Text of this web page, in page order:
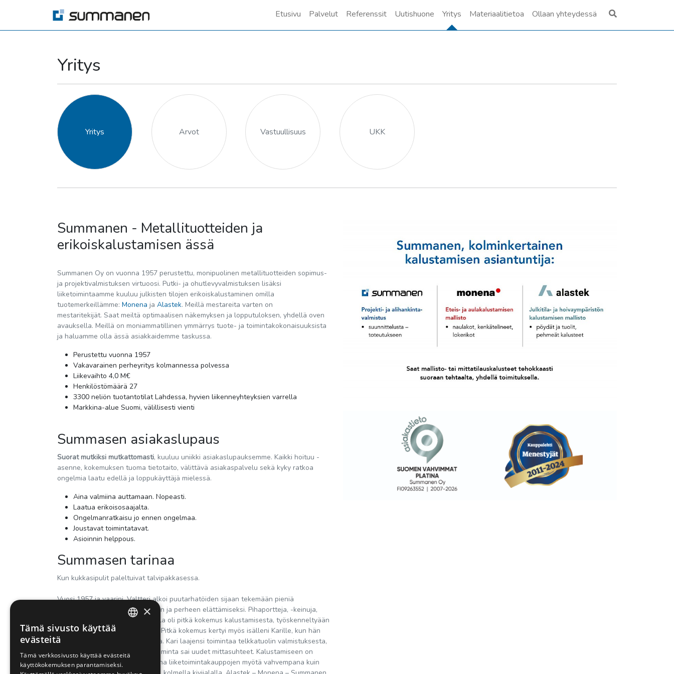
Etusivu Palvelut Referenssit Uutishuone Yritys Materiaalitietoa Ollaan yhteydessä
Yritys
Yritys Arvot Vastuullisuus UKK
Summanen - Metallituotteiden ja
erikoiskalustamisen ässä
Summanen Oy on vuonna 1957 perustettu, monipuolinen metallituotteiden sopimus-
ja projektivalmistuksen virtuoosi. Putki- ja ohutlevyvalmistuksen lisäksi
liiketoimintaamme kuuluu julkisten tilojen erikoiskalustaminen omilla
tuotemerkeillämme: Monena ja Alastek. Meillä mestareita varten on
mestaritekijät. Saat meiltä optimaalisen näkemyksen ja lopputuloksen, yhdellä oven
avauksella. Meillä on moniammatillinen ymmärrys tuote- ja toimintakokonaisuuksista
ja haluamme olla ässä asiakkaidemme taskussa.
Perustettu vuonna 1957
Vakavarainen perheyritys kolmannessa polvessa
Liikevaihto 4,0 M€
Henkilöstömäärä 27
3300 neliön tuotantotilat Lahdessa, hyvien liikenneyhteyksien varrella
Markkina-alue Suomi, välillisesti vienti
Summasen asiakaslupaus
Suorat mutkiksi mutkattomasti, kuuluu uniikki asiakaslupauksemme. Kaikki hoituu -
asenne, kokemuksen tuoma tietotaito, välittävä asiakaspalvelu sekä kyky ratkoa
ongelmia laatu edellä ja loppukäyttäjä mielessä.
Aina valmiina auttamaan. Nopeasti.
Laatua erikoisosaajalta.
Ongelmanratkaisu jo ennen ongelmaa.
Joustavat toimintatavat.
Asioinnin helppous.
Summasen tarinaa
Kun kukkasipulit paleltuivat talvipakkasessa.
Vuosi 1957 ja vaarini, Valtteri alkoi puutarhatöiden sijaan tekemään pieniä
metallityöitä kyläläisten tarpeisiin ja perheen elättämiseksi. Pihaportteja, -keinuja,
mitä milloinkin tarvittiin. Valtterilla oli pitkä kokemus kalustamisesta, työskenneltyään
lahtelaisessa kalustetehtaassa. Pitkä kokemus kertyi myös isälleni Karille, kun hän
aloitti metallityöt jo pikkupoikana. Kari laajensi toimintaa telkkatuolin valmistuksesta,
uusille aluevaltauksille ja liiketoiminta sai uudet mittasuhteet. Kalustamiseen on
jälleen palattu. Alastek ja Monena liiketoimintakauppojen myötä vahvempana kuin
×
Tämä sivusto käyttää
evästeitä
Tämä verkkosivusto käyttää evästeitä
käyttökokemuksen parantamiseksi.